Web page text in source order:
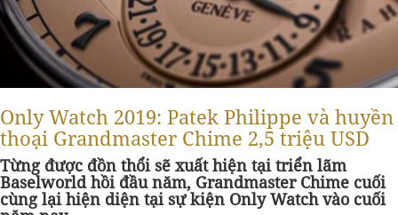
Only Watch 2019: Patek Philippe và huyền
thoại Grandmaster Chime 2,5 triệu USD
Từng được đồn thổi sẽ xuất hiện tại triển lãm
Baselworld hồi đầu năm, Grandmaster Chime cuối
cùng lại hiện diện tại sự kiện Only Watch vào cuối